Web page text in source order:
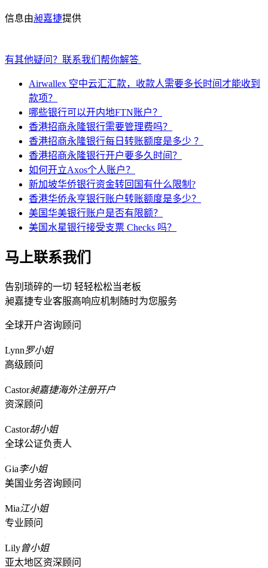
信息由昶嘉捷提供
有其他疑问？联系我们帮你解答
Airwallex 空中云汇汇款，收款人需要多长时间才能收到
款项？
哪些银行可以开内地FTN账户？
香港招商永隆银行需要管理费吗？
香港招商永隆银行每日转账额度是多少 ？
香港招商永隆银行开户要多久时间？
如何开立Axos个人账户？
新加坡华侨银行资金转回国有什么限制?
香港华侨永亨银行账户转账额度是多少？
美国华美银行账户是否有限额？
美国水星银行接受支票 Checks 吗？
马上联系我们
告别琐碎的一切 轻轻松松当老板
昶嘉捷专业客服高响应机制随时为您服务
全球开户咨询顾问
Lynn罗小姐
高级顾问
Castor昶嘉捷海外注册开户
资深顾问
Castor胡小姐
全球公证负责人
Gia李小姐
美国业务咨询顾问
Mia江小姐
专业顾问
Lily曾小姐
亚太地区资深顾问